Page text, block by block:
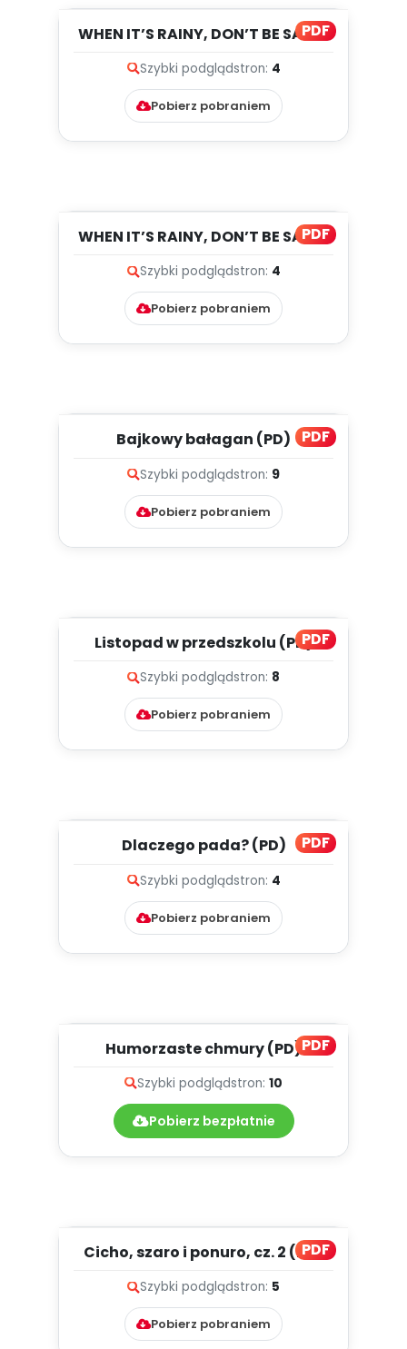
PDF
WHEN IT’S RAINY, DON’T BE SAD...,
Szybki podglądstron: 4
Pobierz pobraniem
PDF
WHEN IT’S RAINY, DON’T BE SAD...,
Szybki podglądstron: 4
Pobierz pobraniem
PDF
Bajkowy bałagan (PD)
Szybki podglądstron: 9
Pobierz pobraniem
PDF
Listopad w przedszkolu (PD)
Szybki podglądstron: 8
Pobierz pobraniem
PDF
Dlaczego pada? (PD)
Szybki podglądstron: 4
Pobierz pobraniem
PDF
Humorzaste chmury (PD)
Szybki podglądstron: 10
Pobierz bezpłatnie
PDF
Cicho, szaro i ponuro, cz. 2 (PD)
Szybki podglądstron: 5
Pobierz pobraniem